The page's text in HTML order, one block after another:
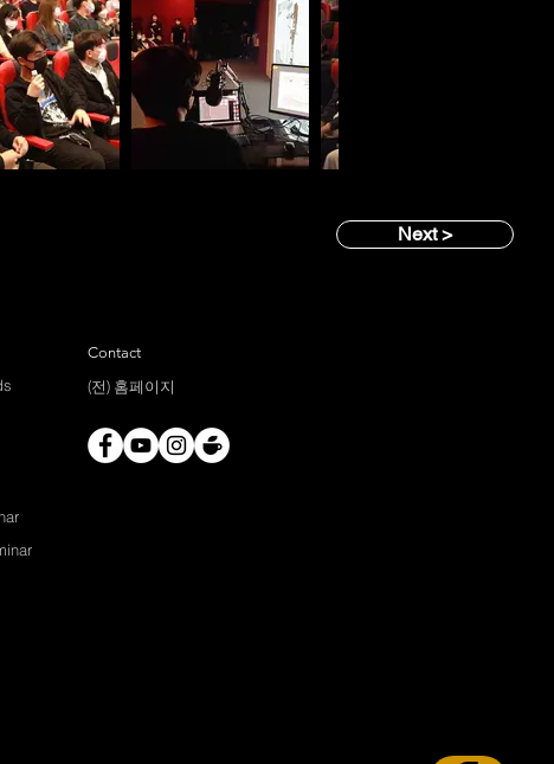
Next >
Contact
(전) 홈페이지